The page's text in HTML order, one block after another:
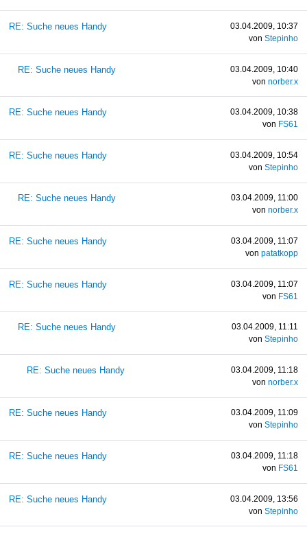
RE: Suche neues Handy
03.04.2009, 10:37
vonStepinho
RE: Suche neues Handy
03.04.2009, 10:40
vonnorber.x
RE: Suche neues Handy
03.04.2009, 10:38
von FS61
RE: Suche neues Handy
03.04.2009, 10:54
vonStepinho
RE: Suche neues Handy
03.04.2009, 11:00
vonnorber.x
RE: Suche neues Handy
03.04.2009, 11:07
vonpatatkopp
RE: Suche neues Handy
03.04.2009, 11:07
von FS61
RE: Suche neues Handy
03.04.2009, 11:11
vonStepinho
RE: Suche neues Handy
03.04.2009, 11:18
vonnorber.x
RE: Suche neues Handy
03.04.2009, 11:09
vonStepinho
RE: Suche neues Handy
03.04.2009, 11:18
von FS61
RE: Suche neues Handy
03.04.2009, 13:56
vonStepinho